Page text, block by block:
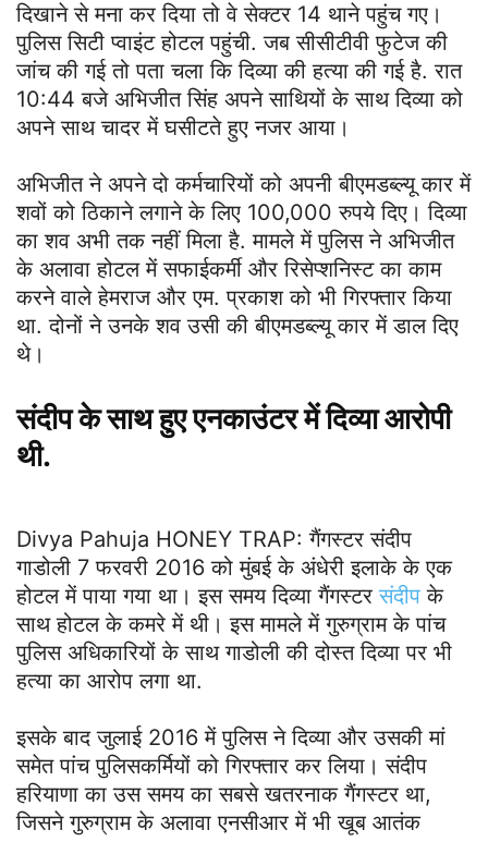
दिखाने से मना कर दिया तो वे सेक्टर 14 थाने पहुंच गए।
पुलिस सिटी प्वाइंट होटल पहुंची. जब सीसीटीवी फुटेज की
जांच की गई तो पता चला कि दिव्या की हत्या की गई है. रात
10:44 बजे अभिजीत सिंह अपने साथियों के साथ दिव्या को
अपने साथ चादर में घसीटते हुए नजर आया।
अभिजीत ने अपने दो कर्मचारियों को अपनी बीएमडब्ल्यू कार में
शवों को ठिकाने लगाने के लिए 100,000 रुपये दिए। दिव्या
का शव अभी तक नहीं मिला है. मामले में पुलिस ने अभिजीत
के अलावा होटल में सफाईकर्मी और रिसेप्शनिस्ट का काम
करने वाले हेमराज और एम. प्रकाश को भी गिरफ्तार किया
था. दोनों ने उनके शव उसी की बीएमडब्ल्यू कार में डाल दिए
थे।
संदीप के साथ हुए एनकाउंटर में दिव्या आरोपी
थी.
Divya Pahuja HONEY TRAP: गैंगस्टर संदीप
गाडोली 7 फरवरी 2016 को मुंबई के अंधेरी इलाके के एक
होटल में पाया गया था। इस समय दिव्या गैंगस्टरसंदीप के
साथ होटल के कमरे में थी। इस मामले में गुरुग्राम के पांच
पुलिस अधिकारियों के साथ गाडोली की दोस्त दिव्या पर भी
हत्या का आरोप लगा था.
इसके बाद जुलाई 2016 में पुलिस ने दिव्या और उसकी मां
समेत पांच पुलिसकर्मियों को गिरफ्तार कर लिया। संदीप
हरियाणा का उस समय का सबसे खतरनाक गैंगस्टर था,
जिसने गुरुग्राम के अलावा एनसीआर में भी खूब आतंक